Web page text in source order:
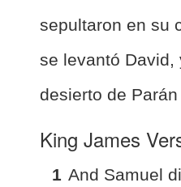
sepultaron en su
se levantó David,
desierto de Parán
King James
1 And Samuel